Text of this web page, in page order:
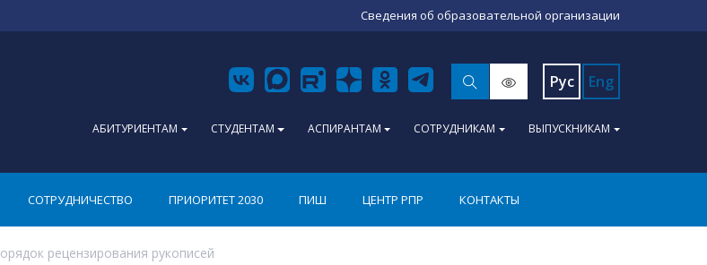
Сведения об образовательной организации
Рус Eng
АБИТУРИЕНТАМ СТУДЕНТАМ АСПИРАНТАМ СОТРУДНИКАМ ВЫПУСКНИКАМ
СОТРУДНИЧЕСТВО ПРИОРИТЕТ 2030 ПИШ ЦЕНТР РПР КОНТАКТЫ
рецензирования рукописей